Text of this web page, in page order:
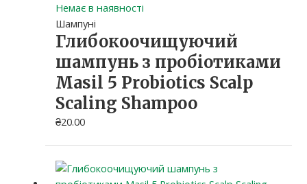
Немає в наявності
Шампуні
Глибокоочищуючий
шампунь з пробіотиками
Masil 5 Probiotics Scalp
Scaling Shampoo
₴20.00